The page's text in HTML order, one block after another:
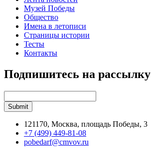
Музей Победы
Общество
Имена в летописи
Страницы истории
Тесты
Контакты
Подпишитесь на рассылку
121170, Москва, площадь Победы, 3
+7 (499) 449-81-08
pobedarf@cmvov.ru